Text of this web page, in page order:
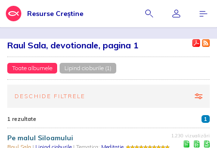
Resurse Creștine
Raul Sala, devotionale, pagina 1
Toate albumele Lipind cioburile (1)
DESCHIDE FILTRELE
1 rezultate 1
Pe malul Siloamului 1.230 vizualizări